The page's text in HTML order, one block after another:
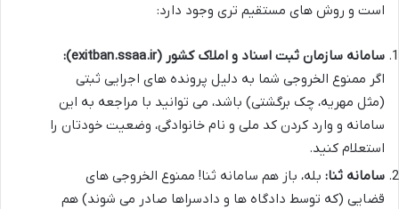
است و روش های مستقیم تری وجود دارد:
سامانه سازمان ثبت اسناد و املاک کشور (exitban.ssaa.ir):
اگر ممنوع الخروجی شما به دلیل پرونده های اجرایی ثبتی
(مثل مهریه، چک برگشتی) باشد، می توانید با مراجعه به این
سامانه و وارد کردن کد ملی و نام خانوادگی، وضعیت خودتان را
استعلام کنید.
سامانه ثنا: بله، باز هم سامانه ثنا! ممنوع الخروجی های
قضایی (که توسط دادگاه ها و دادسراها صادر می شوند) هم